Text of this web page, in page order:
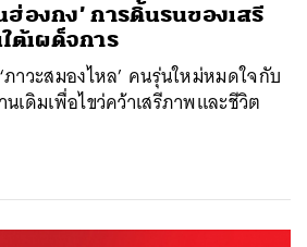
ฮ่องกง’ การดิ้นรนของเสรี
ต้เผด็จการ
ภาวะสมองไหล’ คนรุ่นใหม่หมดใจกับ
เดิมเพื่อไขว่คว้าเสรีภาพและชีวิต